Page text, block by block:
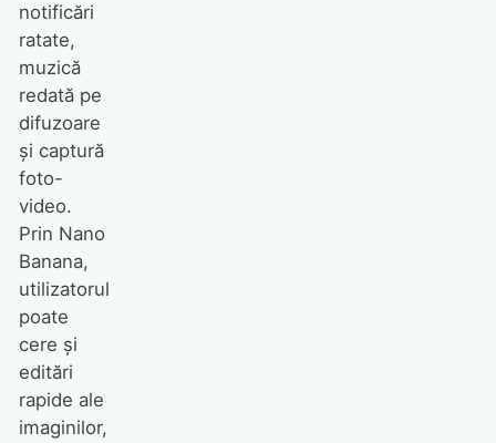
notificări
ratate,
muzică
redată pe
difuzoare
și captură
foto-
video.
Prin Nano
Banana,
utilizatorul
poate
cere și
editări
rapide ale
imaginilor,